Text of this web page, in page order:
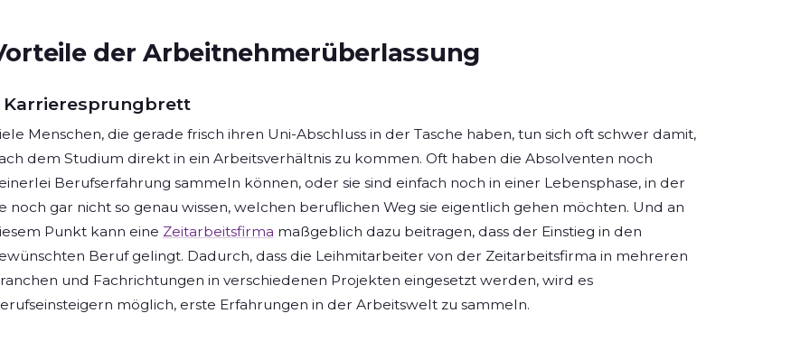
der Arbeitnehmerüberlassung
Karrieresprungbrett
Menschen, die gerade frisch ihren Uni-Abschluss in der Tasche haben, tun sich oft schwer damit,
dem Studium direkt in ein Arbeitsverhältnis zu kommen. Oft haben die Absolventen noch
Berufserfahrung sammeln können, oder sie sind einfach noch in einer Lebensphase, in der
noch gar nicht so genau wissen, welchen beruflichen Weg sie eigentlich gehen möchten. Und an
Punkt kann eine Zeitarbeitsfirma maßgeblich dazu beitragen, dass der Einstieg in den
Beruf gelingt. Dadurch, dass die Leihmitarbeiter von der Zeitarbeitsfirma in mehreren
und Fachrichtungen in verschiedenen Projekten eingesetzt werden, wird es
möglich, erste Erfahrungen in der Arbeitswelt zu sammeln.